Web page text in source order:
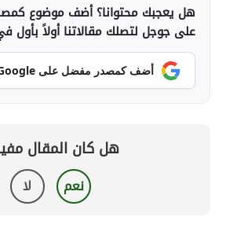
هل يعجبك محتوانا؟ أضف موضوع
على جوجل لتصلك مقالاتنا أولاً بأول
أضف كمصدر مفضل على Google
هل كان المقال
نعم لا